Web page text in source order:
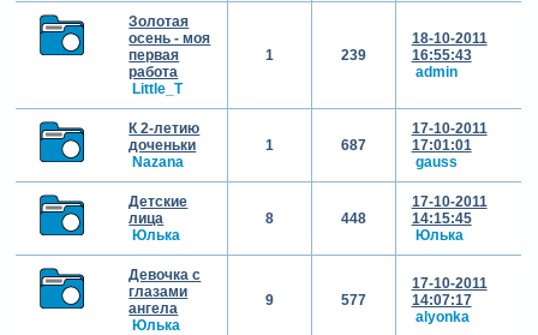
Золотая
осень - моя
первая
работа
Little_T
1 239
18-10-2011
16:55:43
admin
К 2-летию
доченьки
Nazana
1 687
17-10-2011
17:01:01
gauss
Детские
лица
Юлька
8 448
17-10-2011
14:15:45
Юлька
Девочка с
глазами
ангела
Юлька
9 577
17-10-2011
14:07:17
alyonka